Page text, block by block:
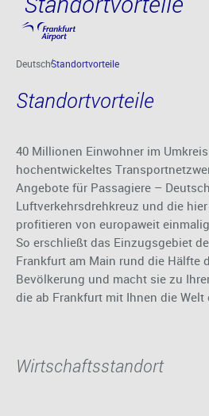
Hauptinhalt anspringen
DeutschStandortvorteile
Standortvorteile
40 Millionen Einwohner im
hochentwickeltes
Angebote für Passagiere –
Luftverkehrsdrehkreuz und die
profitieren von europaweit
So erschließt das Einzugsgebiet
Frankfurt am Main rund die Hälfte
Bevölkerung und macht sie zu
die ab Frankfurt mit Ihnen die Welt
Wirtschaftsstandort